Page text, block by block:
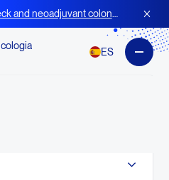
and neoadjuvant colon
ES